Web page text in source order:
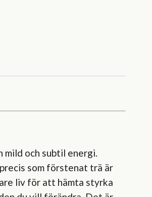
och subtil energi.
som förstenat trä är
liv för att hämta styrka